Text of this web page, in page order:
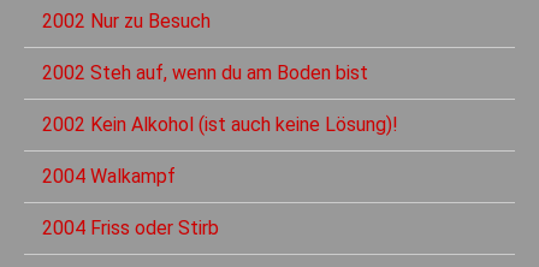
2002 Nur zu Besuch
2002 Steh auf, wenn du am Boden bist
2002 Kein Alkohol (ist auch keine Lösung)!
2004 Walkampf
2004 Friss oder Stirb